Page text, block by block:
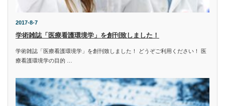
2017-8-7
学術雑誌「医療看護環境学」を創刊致しました！
学術雑誌「医療看護環境学」を創刊致しました！ どうぞご利用ください！ 医
療看護環境学の目的 …